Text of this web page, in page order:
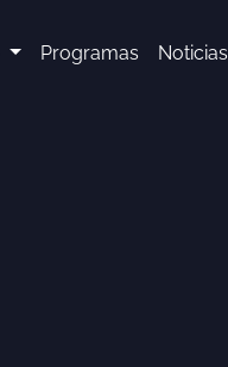
Programas Noticias